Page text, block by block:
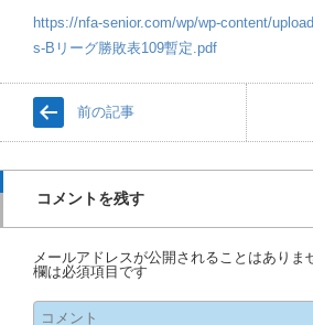
https://nfa-senior.com/wp/wp-content/
s-Bリーグ勝敗表109暫定.pdf
前の記事
コメントを残す
メールアドレスが公開されることはありま
欄は必須項目です